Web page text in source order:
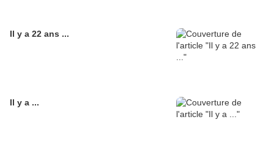
Il y a 22 ans ...
Il y a ...